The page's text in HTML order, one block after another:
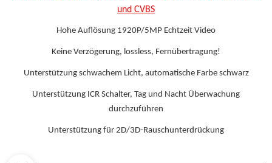
und CVBS
Hohe Auflösung 1920P/5MP Echtzeit Video
Keine Verzögerung, lossless, Fernübertragung!
Unterstützung schwachem Licht, automatische Farbe schwarz
Unterstützung ICR Schalter, Tag und Nacht Überwachung
durchzuführen
Unterstützung für 2D/3D-Rauschunterdrückung